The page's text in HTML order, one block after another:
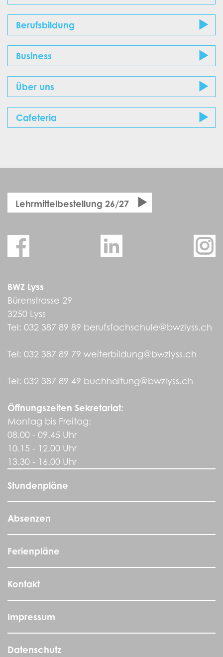
Berufsbildung
Business
Über uns
Cafeteria
Lehrmittelbestellung 26/27
BWZ Lyss
Bürenstrasse 29
3250 Lyss
Tel: 032 387 89 89 berufsfachschule@bwzlyss.ch
Tel: 032 387 89 79 weiterbildung@bwzlyss.ch
Tel: 032 387 89 49 buchhaltung@bwzlyss.ch
Öffnungszeiten Sekretariat:
Montag bis Freitag:
08.00 - 09.45 Uhr
10.15 - 12.00 Uhr
13.30 - 16.00 Uhr
Stundenpläne
Absenzen
Ferienpläne
Kontakt
Impressum
Datenschutz